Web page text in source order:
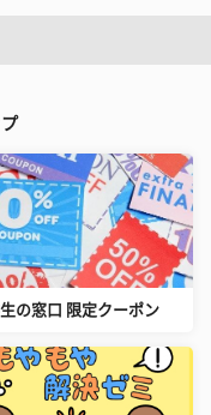
の窓口 限定クーポン